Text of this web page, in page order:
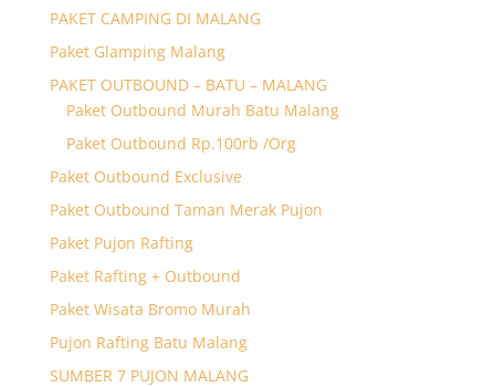
PAKET CAMPING DI MALANG
Paket Glamping Malang
PAKET OUTBOUND – BATU – MALANG
Paket Outbound Murah Batu Malang
Paket Outbound Rp.100rb /Org
Paket Outbound Exclusive
Paket Outbound Taman Merak Pujon
Paket Pujon Rafting
Paket Rafting + Outbound
Paket Wisata Bromo Murah
Pujon Rafting Batu Malang
SUMBER 7 PUJON MALANG